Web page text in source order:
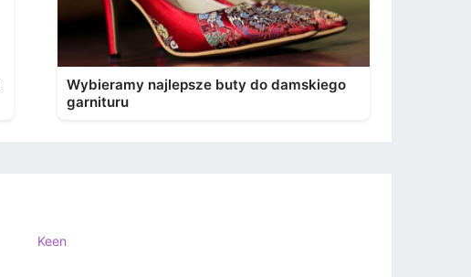
Wybieramy najlepsze buty do damskiego
garnituru
Keen